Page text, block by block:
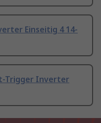
Einseitig 4 14-
Trigger Inverter